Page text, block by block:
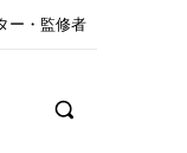
ー・監修者